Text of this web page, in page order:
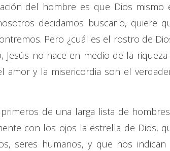
del hombre es que Dios mismo
decidamos buscarlo, quiere
Pero ¿cuál es el rostro de
no nace en medio de la riqueza
y la misericordia son el
de una larga lista de
con los ojos la estrella de Dios,
seres humanos, y que nos indican